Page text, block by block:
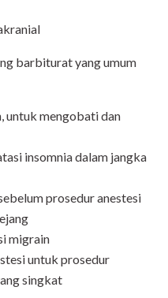
barbiturat yang umum
untuk mengobati dan
insomnia dalam jangka
prosedur anestesi
migrain
untuk prosedur
singkat